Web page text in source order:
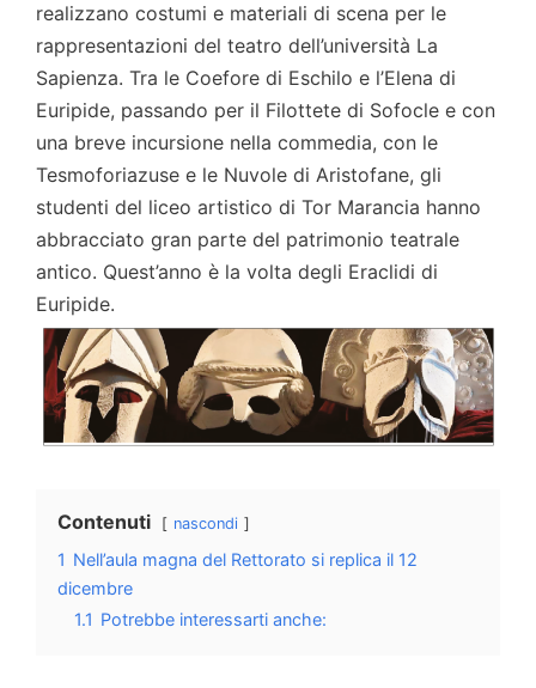
realizzano costumi e materiali di scena per le
rappresentazioni del teatro dell’università La
Sapienza. Tra le Coefore di Eschilo e l’Elena di
Euripide, passando per il Filottete di Sofocle e con
una breve incursione nella commedia, con le
Tesmoforiazuse e le Nuvole di Aristofane, gli
studenti del liceo artistico di Tor Marancia hanno
abbracciato gran parte del patrimonio teatrale
antico. Quest’anno è la volta degli Eraclidi di
Euripide.
Contenuti nascondi
1 Nell’aula magna del Rettorato si replica il 12
dicembre
1.1 Potrebbe interessarti anche: